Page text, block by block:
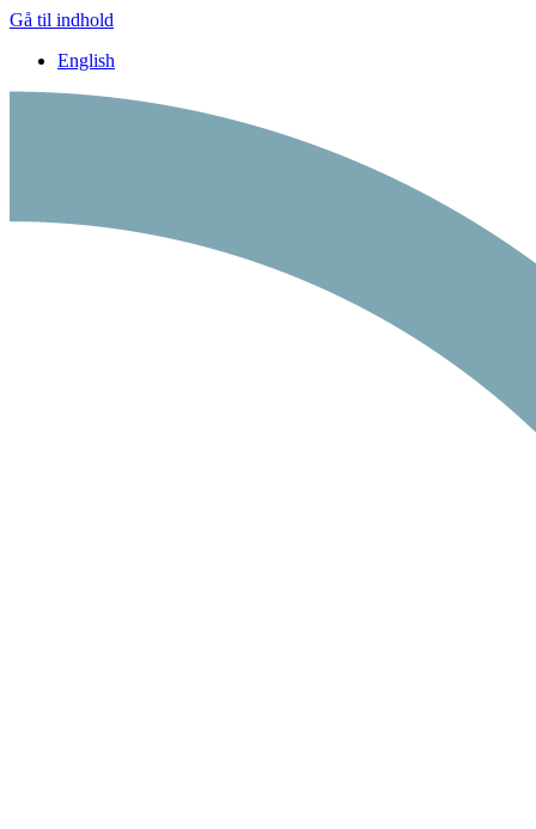
Gå til indhold
English